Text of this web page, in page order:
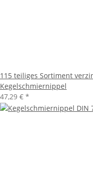
115 teiliges Sortiment
Kegelschmiernippel
47,29 € *